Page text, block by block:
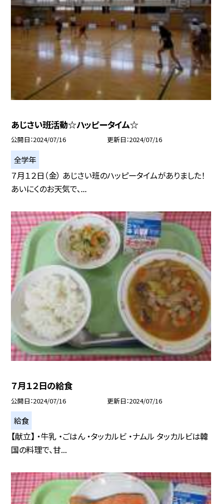
あじさい班活動☆ハッピータイム☆
公開日 2024/07/16 更新日 2024/07/16
全学年
７月１２日（金） あじさい班のハッピータイムがありました！
あいにくのお天気で、...
７月１２日の給食
公開日 2024/07/16 更新日 2024/07/16
給食
【献立】 ・牛乳 ・ごはん ・タッカルビ ・ナムル タッカルビは韓
国の料理で、甘...